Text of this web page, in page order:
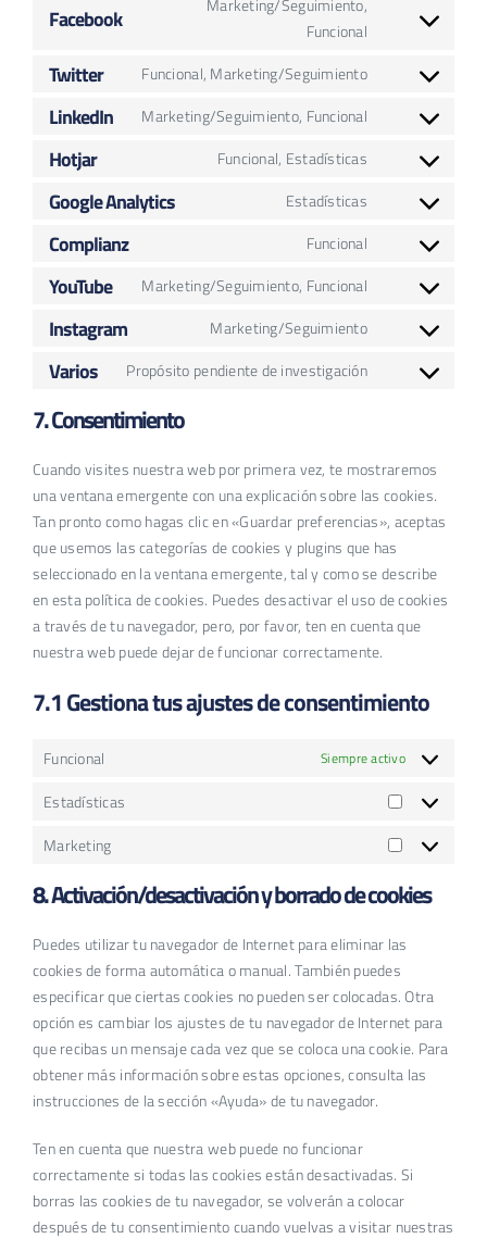
service
recaptcha
Facebook
Marketing/Seguimiento,
Funcional
Consent
service
facebook
Twitter Funcional, Marketing/Seguimiento
Consent
twitter
LinkedIn Marketing/Seguimiento, Funcional
Consent
linkedin
Hotjar Funcional, Estadísticas
Consent
hotjar
Google Analytics Estadísticas
Consent
google-
Complianz Funcional
Consent
complianz
YouTube Marketing/Seguimiento, Funcional
Consent
youtube
Instagram Marketing/Seguimiento
Consent
Varios Propósito pendiente de investigación
Consent
7. Consentimiento
Cuando visites nuestra web por primera vez, te mostraremos
una ventana emergente con una explicación sobre las cookies.
Tan pronto como hagas clic en «Guardar preferencias», aceptas
que usemos las categorías de cookies y plugins que has
seleccionado en la ventana emergente, tal y como se describe
en esta política de cookies. Puedes desactivar el uso de cookies
a través de tu navegador, pero, por favor, ten en cuenta que
nuestra web puede dejar de funcionar correctamente.
7.1 Gestiona tus ajustes de consentimiento
Funcional Siempre activo
Estadísticas
Estadísticas
Marketing
Marketing
8. Activación/desactivación y borrado de cookies
Puedes utilizar tu navegador de Internet para eliminar las
cookies de forma automática o manual. También puedes
especificar que ciertas cookies no pueden ser colocadas. Otra
opción es cambiar los ajustes de tu navegador de Internet para
que recibas un mensaje cada vez que se coloca una cookie. Para
obtener más información sobre estas opciones, consulta las
instrucciones de la sección «Ayuda» de tu navegador.
Ten en cuenta que nuestra web puede no funcionar
correctamente si todas las cookies están desactivadas. Si
borras las cookies de tu navegador, se volverán a colocar
después de tu consentimiento cuando vuelvas a visitar nuestras